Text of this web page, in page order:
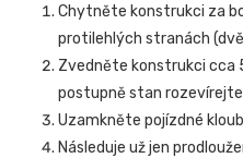
Chytněte konstrukci za
protilehlých stranách
Zvedněte konstrukci cca
postupně stan
Uzamkněte pojízdné
Následuje už jen